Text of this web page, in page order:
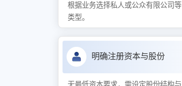
根据业务选择私人或公众有限公司等
类型。
明确注册资本与股份